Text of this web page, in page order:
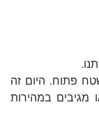
פתוח. היום זה
במהירות